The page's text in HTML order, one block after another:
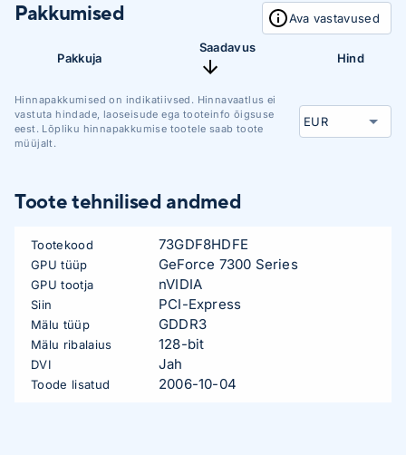
Pakkumised Ava vastavused
Pakkuja
Saadavus
Hind
Hinnapakkumised on indikatiivsed. Hinnavaatlus ei
vastuta hindade, laoseisude ega tooteinfo õigsuse
eest. Lõpliku hinnapakkumise tootele saab toote
müüjalt.
Toote tehnilised andmed
Tootekood 73GDF8HDFE
GPU tüüp GeForce 7300 Series
GPU tootja nVIDIA
Siin PCI-Express
Mälu tüüp GDDR3
Mälu ribalaius 128-bit
DVI Jah
Toode lisatud 2006-10-04